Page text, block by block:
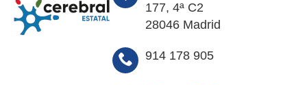
177, 4ª C2
28046 Madrid
914 178 905